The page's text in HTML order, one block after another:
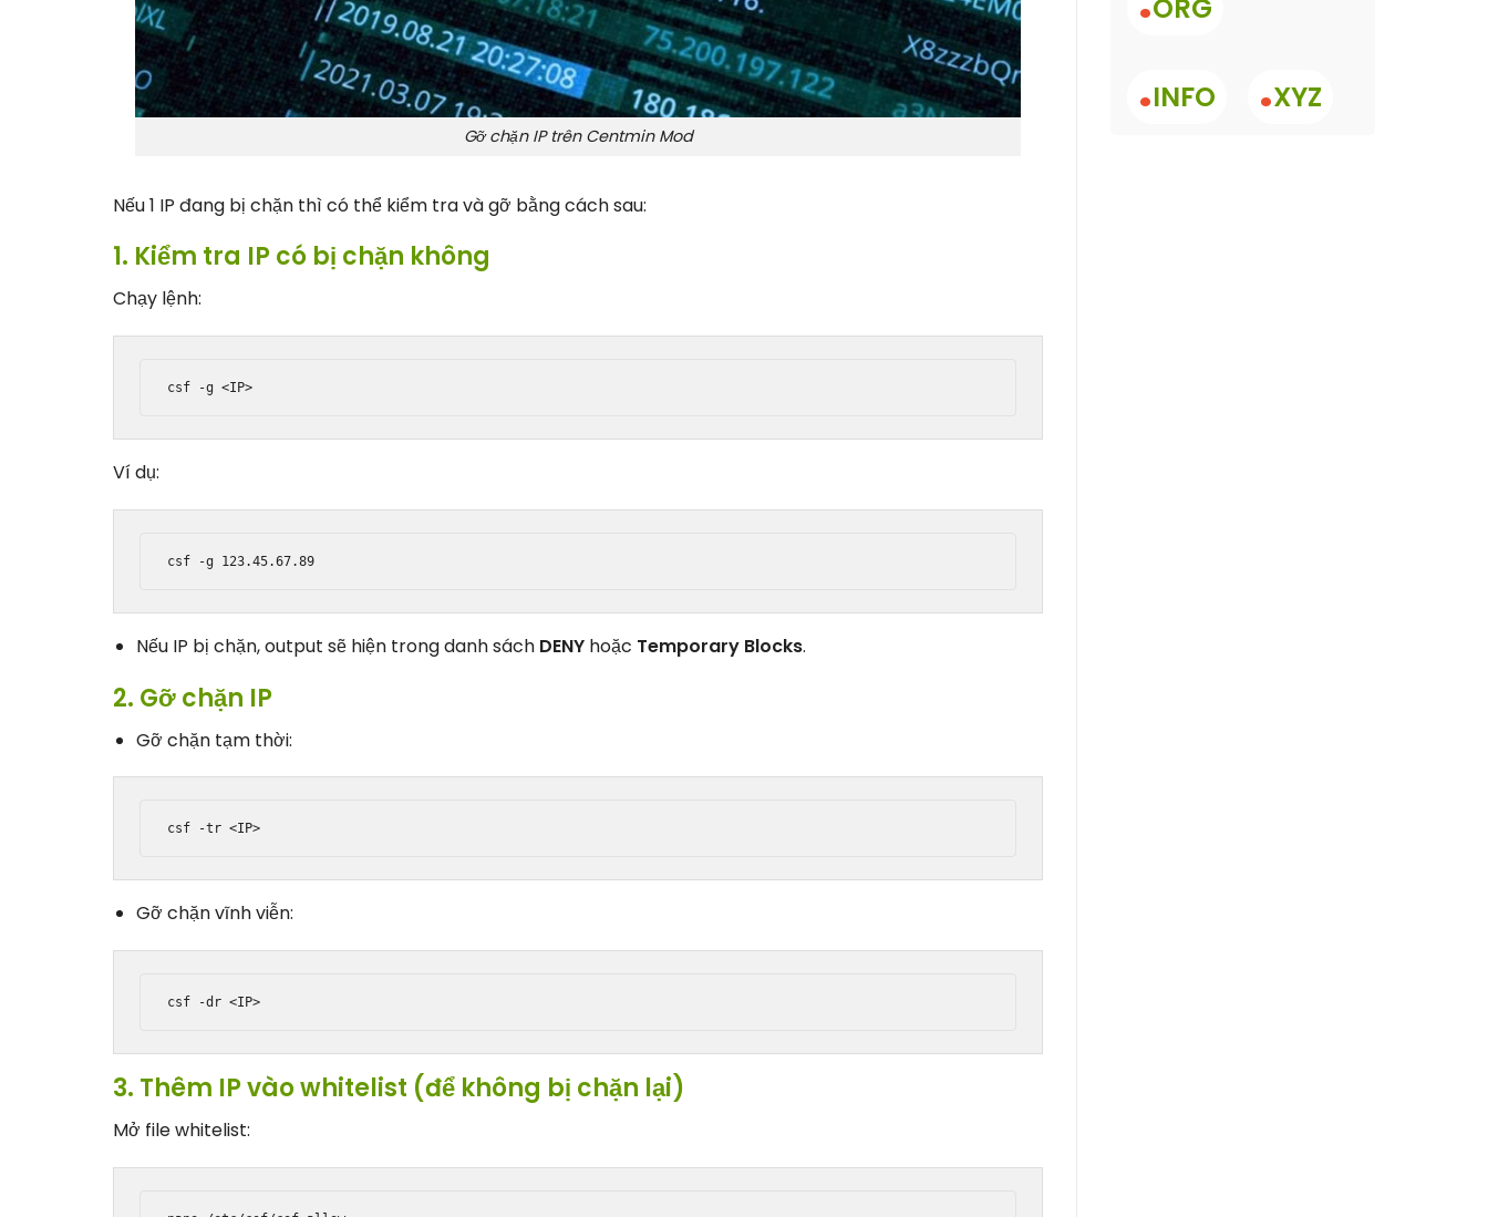
Gỡ chặn IP trên Centmin Mod
Nếu 1 IP đang bị chặn thì có thể kiểm tra và gỡ bằng cách sau:
1. Kiểm tra IP có bị chặn không
Chạy lệnh:
Ví dụ:
Nếu IP bị chặn, output sẽ hiện trong danh sách DENYhoặc Temporary Blocks.
2. Gỡ chặn IP
Gỡ chặn tạm thời:
Gỡ chặn vĩnh viễn:
3. Thêm IP vào whitelist (để không bị chặn lại)
Mở file whitelist:
ORG
.INFO .XYZ